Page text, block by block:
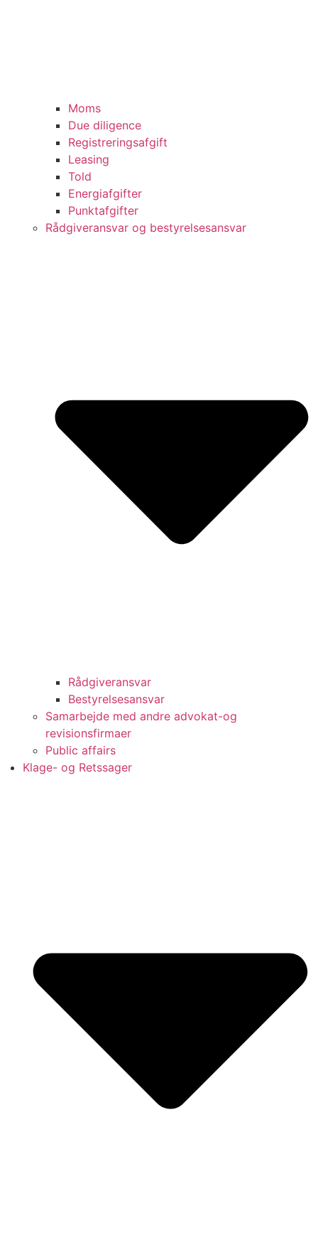
Moms
Due diligence
Registreringsafgift
Leasing
Told
Energiafgifter
Punktafgifter
Rådgiveransvar og bestyrelsesansvar
Rådgiveransvar
Bestyrelsesansvar
Samarbejde med andre advokat-og
revisionsfirmaer
Public affairs
Klage- og Retssager